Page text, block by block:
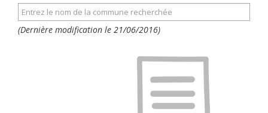
(Dernière modification le 21/06/2016)